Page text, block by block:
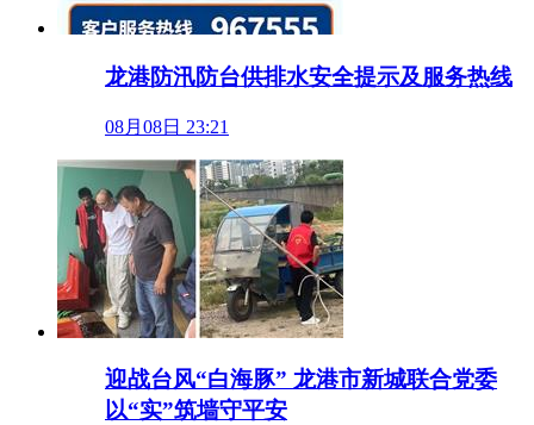
龙港防汛防台供排水安全提示及服务热线
08月08日 23:21
迎战台风“白海豚” 龙港市新城联合党委
以“实”筑墙守平安